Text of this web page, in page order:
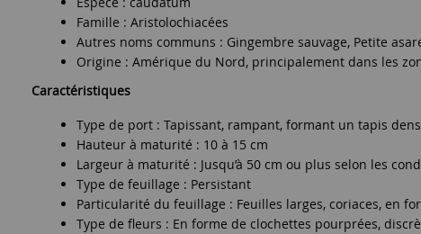
Famille : Aristolochiacées
Autres noms communs : Gingembre sauvage, Petite
Origine : Amérique du Nord, principalement dans les
Caractéristiques
Type de port : Tapissant, rampant, formant un tapis
Hauteur à maturité : 10 à 15 cm
Largeur à maturité : Jusqu’à 50 cm ou plus selon les
Type de feuillage : Persistant
Particularité du feuillage : Feuilles larges, coriaces, en
Type de fleurs : En forme de clochettes pourprées,